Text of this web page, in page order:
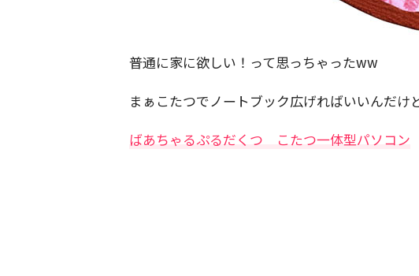
普通に家に欲しい！って思っちゃったww
まぁこたつでノートブック広げればいいんだけ
ばあちゃるぷるだくつ こたつ一体型パソコン